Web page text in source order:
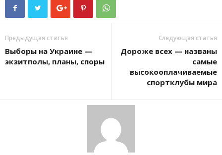
Предыдущая статья
Выборы на Украине —
экзитполы, планы, споры
Следующая статья
Дороже всех — названы
самые
высокооплачиваемые
спортклубы мира